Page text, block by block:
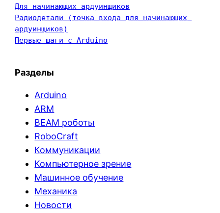
Для начинающих ардуинщиков
Радиодетали (точка входа для начинающих
ардуинщиков)
Первые шаги с Arduino
Разделы
Arduino
ARM
BEAM роботы
RoboCraft
Коммуникации
Компьютерное зрение
Машинное обучение
Механика
Новости